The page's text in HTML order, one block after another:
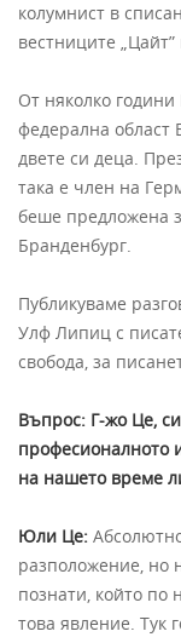
колумнист в
вестниците „Цайт”
От няколко
федерална област
двете си деца.
така е член на
беше предложена
Бранденбург.
Публикуваме
Улф Липиц с
свобода, за
Въпрос: Г-жо Це,
професионалното
на нашето време
Юли Це:
разположение, но
познати, който
това явление. Тук